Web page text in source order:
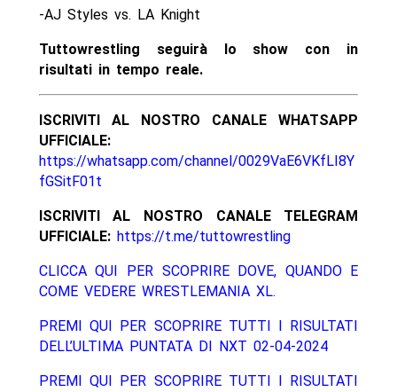
-AJ Styles vs. LA Knight
Tuttowrestling seguirà lo show con in
risultati in tempo reale.
ISCRIVITI AL NOSTRO CANALE WHATSAPP
UFFICIALE:
https://whatsapp.com/channel/0029VaE6VKfLI8Y
fGSitF01t
ISCRIVITI AL NOSTRO CANALE TELEGRAM
UFFICIALE: https://t.me/tuttowrestling
CLICCA QUI PER SCOPRIRE DOVE, QUANDO E
COME VEDERE WRESTLEMANIA XL.
PREMI QUI PER SCOPRIRE TUTTI I RISULTATI
DELL’ULTIMA PUNTATA DI NXT 02-04-2024
PREMI QUI PER SCOPRIRE TUTTI I RISULTATI